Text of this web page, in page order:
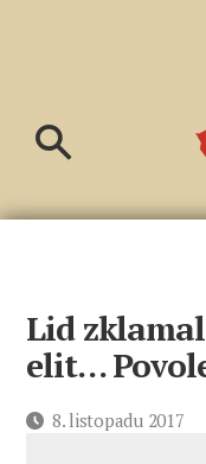
Lid
elit…
Datum8. listopadu 2017